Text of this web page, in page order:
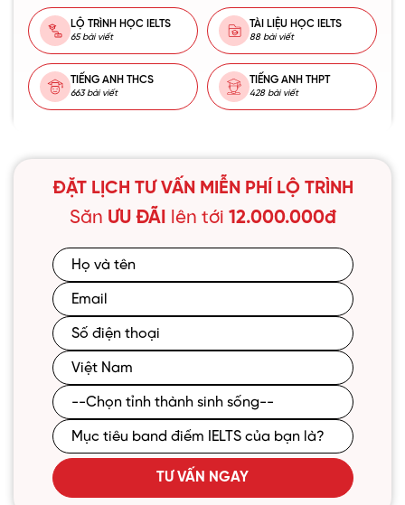
LỘ TRÌNH HỌC IELTS
65 bài viết
TÀI LIỆU HỌC IELTS
88 bài viết
TIẾNG ANH THCS
663 bài viết
TIẾNG ANH THPT
428 bài viết
ĐẶT LỊCH TƯ VẤN MIỄN PHÍ LỘ TRÌNH
Săn ƯU ĐÃI lên tới 12.000.000đ
TƯ VẤN NGAY